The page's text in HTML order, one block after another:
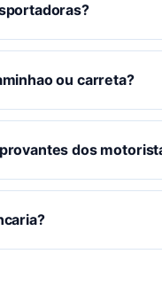
ou carreta?
dos